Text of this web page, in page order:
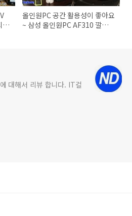
미
올인원PC 공간 활용성이 좋아요
~ 삼성 올인원PC AF310 깔끔해
대해서 리뷰 합니다. IT컬